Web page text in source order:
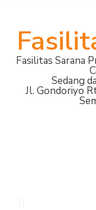
Fasilitas Sarana
Sedang
Jl. Gondoriyo